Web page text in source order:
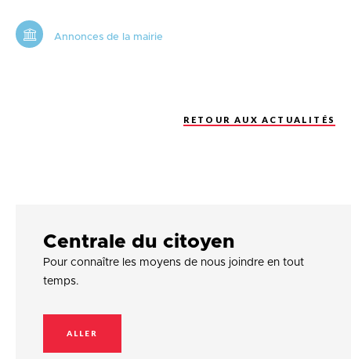
Annonces de la mairie
RETOUR AUX ACTUALITÉS
Centrale du citoyen
Pour connaître les moyens de nous joindre en tout
temps.
ALLER